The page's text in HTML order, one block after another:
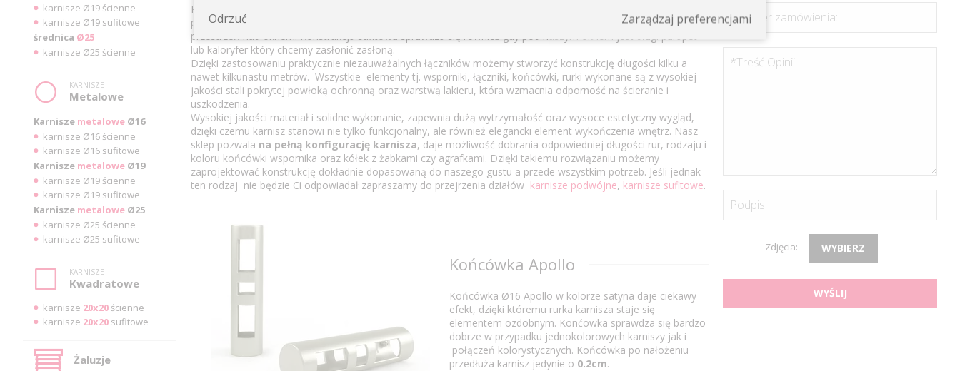
karnisze Ø19 ścienne
karnisze Ø19 sufitowe
średnica Ø25
karnisze Ø25 ścienne
KARNISZE
Metalowe
Karnisze metalowe Ø16
karnisze Ø16 ścienne
karnisze Ø16 sufitowe
Karnisze metalowe Ø19
karnisze Ø19 ścienne
karnisze Ø19 sufitowe
Karnisze metalowe Ø25
karnisze Ø25 ścienne
karnisze Ø25 sufitowe
KARNISZE
Kwadratowe
karnisze 20x20 ścienne
karnisze 20x20 sufitowe
Żaluzje
Karnisze 16mm sufitowe podwójne wybiera się głównie wtedy, gdy okna są zamontowane na całej
powierzchni ściany lub gdy brak jest możliwości przytwierdzenia wspornika na ścianie okiennej np. zbyt wąska
przestrzeń nad oknem. Konstrukcja sufitowa sprawdza się również gdy pod naszym oknem jest długi parapet
lub kaloryfer który chcemy zasłonić zasłoną.
Dzięki zastosowaniu praktycznie niezauważalnych łączników możemy stworzyć konstrukcję długości kilku a
nawet kilkunastu metrów. Wszystkie elementy tj. wsporniki, łączniki, końcówki, rurki wykonane są z wysokiej
jakości stali pokrytej powłoką ochronną oraz warstwą lakieru, która wzmacnia odporność na ścieranie i
uszkodzenia.
Wysokiej jakości materiał i solidne wykonanie, zapewnia dużą wytrzymałość oraz wysoce estetyczny wygląd,
dzięki czemu karnisz stanowi nie tylko funkcjonalny, ale również elegancki element wykończenia wnętrz. Nasz
sklep pozwala na pełną konfigurację karnisza, daje możliwość dobrania odpowiedniej długości rur, rodzaju i
koloru końcówki wspornika oraz kółek z żabkami czy agrafkami. Dzięki takiemu rozwiązaniu możemy
zaprojektować konstrukcję dokładnie dopasowaną do naszego gustu a przede wszystkim potrzeb. Jeśli jednak
ten rodzaj nie będzie Ci odpowiadał zapraszamy do przejrzenia działów karnisze podwójne, karnisze sufitowe.
Końcówka Apollo
Końcówka Ø16 Apollo w kolorze satyna daje ciekawy
efekt, dzięki któremu rurka karnisza staje się
elementem ozdobnym. Konćowka sprawdza się bardzo
dobrze w przypadku jednokolorowych karniszy jak i
połączeń kolorystycznych. Końcówka po nałożeniu
przedłuża karnisz jedynie o 0.2cm.
*Numer zamówienia:
*Treść Opinii:
Podpis:
Zdjęcia: WYBIERZ
WYŚLIJ
Zarządzaj preferencjami
Odrzuć